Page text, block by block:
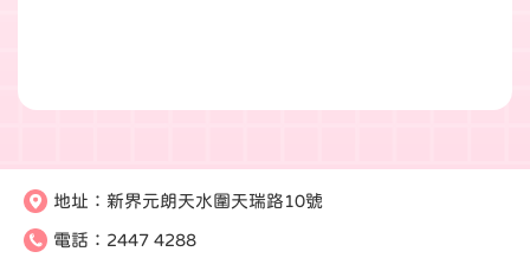
地址： 新界元朗天水圍天瑞路10號
電話： 2447 4288